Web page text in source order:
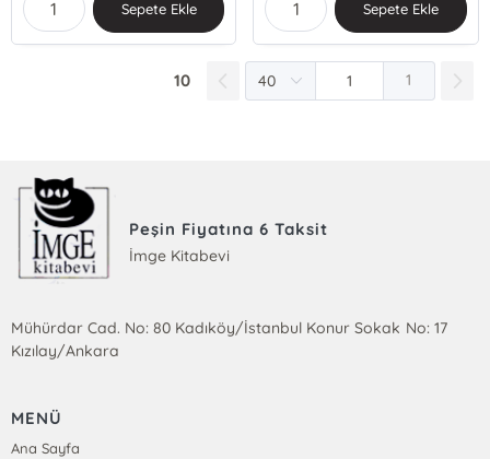
Sepete Ekle Sepete Ekle
10 1
Peşin Fiyatına 6 Taksit
İmge Kitabevi
Mühürdar Cad. No: 80 Kadıköy/İstanbul Konur Sokak No: 17
Kızılay/Ankara
MENÜ
Ana Sayfa